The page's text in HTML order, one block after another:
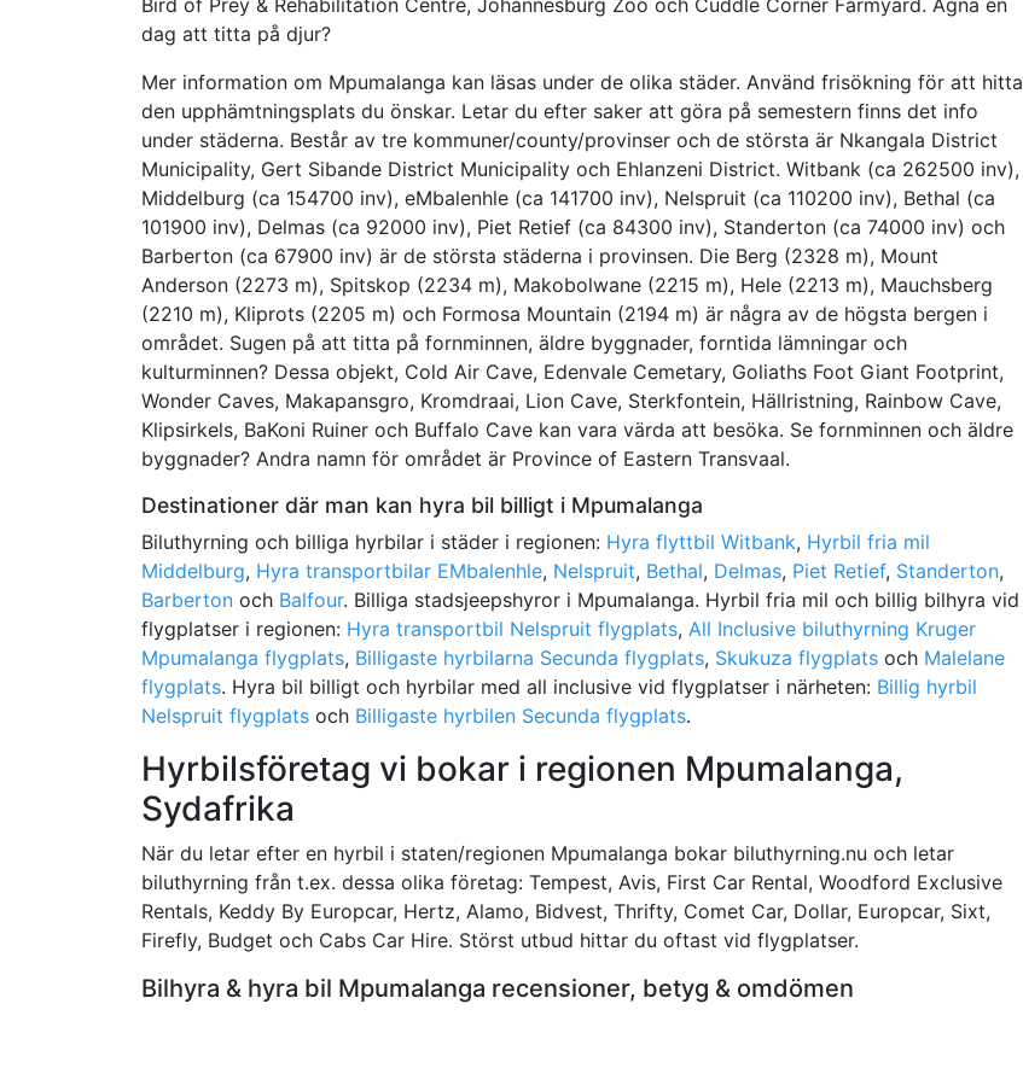
dag att titta på djur?
Mer information om Mpumalanga kan läsas under de olika städer. Använd frisökning för att hitta
den upphämtningsplats du önskar. Letar du efter saker att göra på semestern finns det info
under städerna. Består av tre kommuner/county/provinser och de största är Nkangala District
Municipality, Gert Sibande District Municipality och Ehlanzeni District. Witbank (ca 262500 inv),
Middelburg (ca 154700 inv), eMbalenhle (ca 141700 inv), Nelspruit (ca 110200 inv), Bethal (ca
101900 inv), Delmas (ca 92000 inv), Piet Retief (ca 84300 inv), Standerton (ca 74000 inv) och
Barberton (ca 67900 inv) är de största städerna i provinsen. Die Berg (2328 m), Mount
Anderson (2273 m), Spitskop (2234 m), Makobolwane (2215 m), Hele (2213 m), Mauchsberg
(2210 m), Kliprots (2205 m) och Formosa Mountain (2194 m) är några av de högsta bergen i
området. Sugen på att titta på fornminnen, äldre byggnader, forntida lämningar och
kulturminnen? Dessa objekt, Cold Air Cave, Edenvale Cemetary, Goliaths Foot Giant Footprint,
Wonder Caves, Makapansgro, Kromdraai, Lion Cave, Sterkfontein, Hällristning, Rainbow Cave,
Klipsirkels, BaKoni Ruiner och Buffalo Cave kan vara värda att besöka. Se fornminnen och äldre
byggnader? Andra namn för området är Province of Eastern Transvaal.
Destinationer där man kan hyra bil billigt i Mpumalanga
Biluthyrning och billiga hyrbilar i städer i regionen: Hyra flyttbil Witbank, Hyrbil fria mil
Middelburg, Hyra transportbilar EMbalenhle, Nelspruit, Bethal, Delmas, Piet Retief, Standerton,
Barberton och Balfour. Billiga stadsjeepshyror i Mpumalanga. Hyrbil fria mil och billig bilhyra vid
flygplatser i regionen: Hyra transportbil Nelspruit flygplats, All Inclusive biluthyrning Kruger
Mpumalanga flygplats, Billigaste hyrbilarna Secunda flygplats, Skukuza flygplats och Malelane
flygplats. Hyra bil billigt och hyrbilar med all inclusive vid flygplatser i närheten: Billig hyrbil
Nelspruit flygplats och Billigaste hyrbilen Secunda flygplats.
Hyrbilsföretag vi bokar i regionen Mpumalanga,
Sydafrika
När du letar efter en hyrbil i staten/regionen Mpumalanga bokar biluthyrning.nu och letar
biluthyrning från t.ex. dessa olika företag: Tempest, Avis, First Car Rental, Woodford Exclusive
Rentals, Keddy By Europcar, Hertz, Alamo, Bidvest, Thrifty, Comet Car, Dollar, Europcar, Sixt,
Firefly, Budget och Cabs Car Hire. Störst utbud hittar du oftast vid flygplatser.
Bilhyra & hyra bil Mpumalanga recensioner, betyg & omdömen